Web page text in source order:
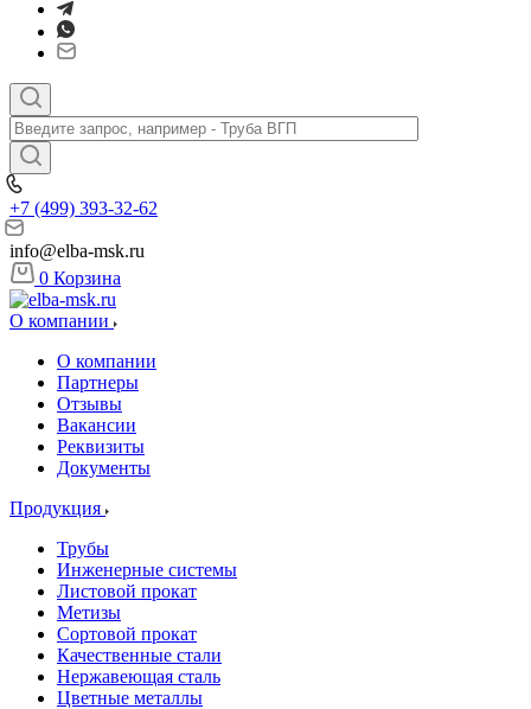
+7 (499) 393-32-62
info@elba-msk.ru
0 Корзина
О компании
О компании
Партнеры
Отзывы
Вакансии
Реквизиты
Документы
Продукция
Трубы
Инженерные системы
Листовой прокат
Метизы
Сортовой прокат
Качественные стали
Нержавеющая сталь
Цветные металлы